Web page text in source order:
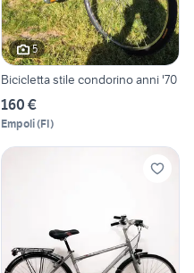
5
Bicicletta stile condorino anni '70
160 €
Empoli(FI)